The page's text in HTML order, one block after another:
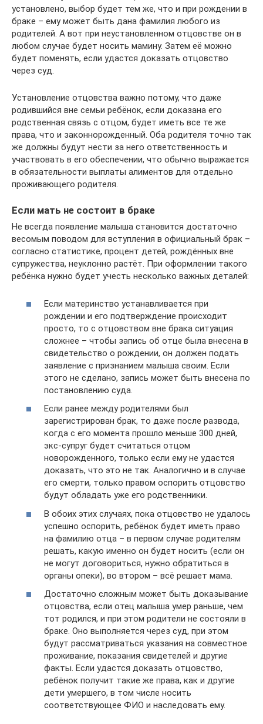
установлено, выбор будет тем же, что и при рождении в
браке – ему может быть дана фамилия любого из
родителей. А вот при неустановленном отцовстве он в
любом случае будет носить мамину. Затем её можно
будет поменять, если удастся доказать отцовство
через суд.
Установление отцовства важно потому, что даже
родившийся вне семьи ребёнок, если доказана его
родственная связь с отцом, будет иметь все те же
права, что и законнорожденный. Оба родителя точно так
же должны будут нести за него ответственность и
участвовать в его обеспечении, что обычно выражается
в обязательности выплаты алиментов для отдельно
проживающего родителя.
Если мать не состоит в браке
Не всегда появление малыша становится достаточно
весомым поводом для вступления в официальный брак –
согласно статистике, процент детей, рождённых вне
супружества, неуклонно растёт. При оформлении такого
ребёнка нужно будет учесть несколько важных деталей:
Если материнство устанавливается при
рождении и его подтверждение происходит
просто, то с отцовством вне брака ситуация
сложнее – чтобы запись об отце была внесена в
свидетельство о рождении, он должен подать
заявление с признанием малыша своим. Если
этого не сделано, запись может быть внесена по
постановлению суда.
Если ранее между родителями был
зарегистрирован брак, то даже после развода,
когда с его момента прошло меньше 300 дней,
экс-супруг будет считаться отцом
новорожденного, только если ему не удастся
доказать, что это не так. Аналогично и в случае
его смерти, только правом оспорить отцовство
будут обладать уже его родственники.
В обоих этих случаях, пока отцовство не удалось
успешно оспорить, ребёнок будет иметь право
на фамилию отца – в первом случае родителям
решать, какую именно он будет носить (если он
не могут договориться, нужно обратиться в
органы опеки), во втором – всё решает мама.
Достаточно сложным может быть доказывание
отцовства, если отец малыша умер раньше, чем
тот родился, и при этом родители не состояли в
браке. Оно выполняется через суд, при этом
будут рассматриваться указания на совместное
проживание, показания свидетелей и другие
факты. Если удастся доказать отцовство,
ребёнок получит такие же права, как и другие
дети умершего, в том числе носить
соответствующее ФИО и наследовать ему.